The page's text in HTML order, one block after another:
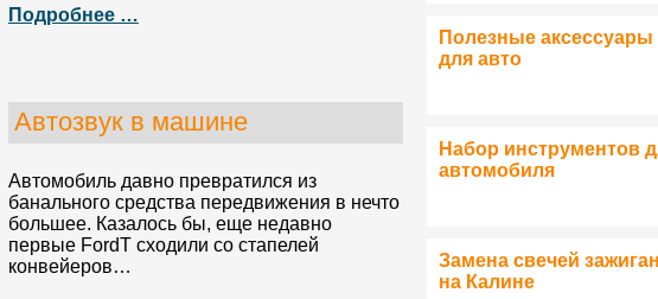
Подробнее …
Автозвук в машине
Автомобиль давно превратился из
банального средства передвижения в нечто
большее. Казалось бы, еще недавно
первые FordT сходили со стапелей
конвейеров…
Полезные аксессуары
для авто
Набор инструментов
автомобиля
Замена свечей
на Калине